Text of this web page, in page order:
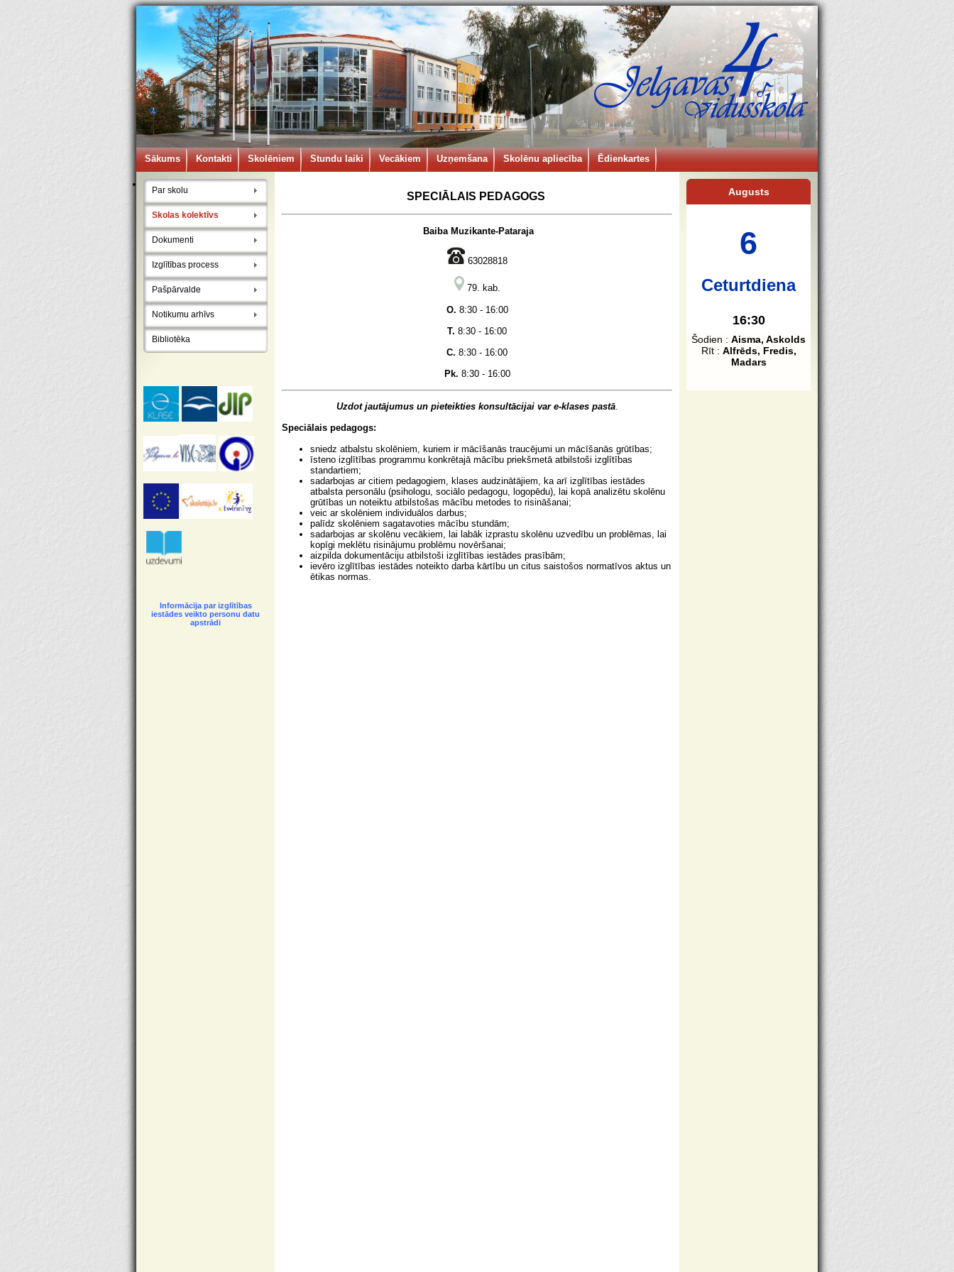
Sākums Kontakti Skolēniem Stundu laiki Vecākiem Uzņemšana Skolēnu apliecība Ēdienkartes
Par skolu
Skolas kolektīvs
Dokumenti
Izglītības process
Pašpārvalde
Notikumu arhīvs
Bibliotēka
Informācija par izglītības
iestādes veikto personu datu
apstrādi
Augusts
6
Ceturtdiena
16:30
Šodien : Aisma, Askolds
Rīt : Alfrēds, Fredis,
Madars
SPECIĀLAIS PEDAGOGS
Baiba Muzikante-Pataraja
63028818
79. kab.
O. 8:30 - 16:00
T. 8:30 - 16:00
C. 8:30 - 16:00
Pk. 8:30 - 16:00
Uzdot jautājumus un pieteikties konsultācijai var e-klases pastā.
Speciālais pedagogs:
sniedz atbalstu skolēniem, kuriem ir mācīšanās traucējumi un mācīšanās grūtības;
īsteno izglītības programmu konkrētajā mācību priekšmetā atbilstoši izglītības
standartiem;
sadarbojas ar citiem pedagogiem, klases audzinātājiem, ka arī izglītības iestādes
atbalsta personālu (psihologu, sociālo pedagogu, logopēdu), lai kopā analizētu skolēnu
grūtības un noteiktu atbilstošas mācību metodes to risināšanai;
veic ar skolēniem individuālos darbus;
palīdz skolēniem sagatavoties mācību stundām;
sadarbojas ar skolēnu vecākiem, lai labāk izprastu skolēnu uzvedību un problēmas, lai
kopīgi meklētu risinājumu problēmu novēršanai;
aizpilda dokumentāciju atbilstoši izglītības iestādes prasībām;
ievēro izglītības iestādes noteikto darba kārtību un citus saistošos normatīvos aktus un
ētikas normas.